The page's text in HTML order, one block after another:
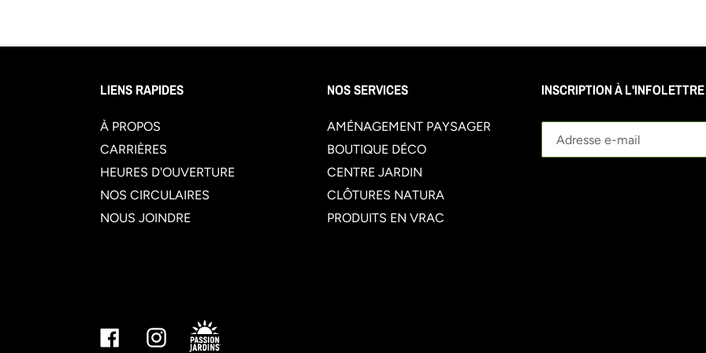
LIENS RAPIDES
À PROPOS
CARRIÈRES
HEURES D'OUVERTURE
NOS CIRCULAIRES
NOUS JOINDRE
NOS SERVICES
AMÉNAGEMENT PAYSAGER
BOUTIQUE DÉCO
CENTRE JARDIN
CLÔTURES NATURA
PRODUITS EN VRAC
INSCRIPTION À L'INFOLETTRE
FacebookInstagram